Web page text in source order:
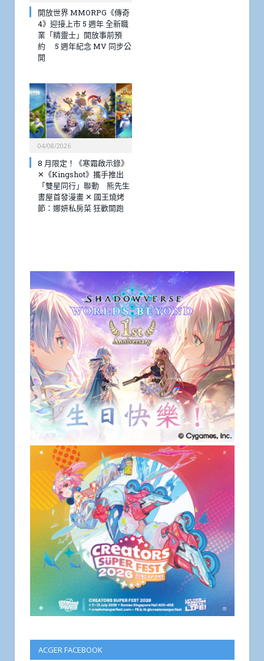
開放世界 MMORPG《傳奇
4》迎接上市 5 週年 全新職
業「精靈士」開放事前預
約 5 週年紀念 MV 同步公
開
04/08/2026
8 月限定！《寒霜啟示錄》
✕《Kingshot》攜手推出
「雙星同行」聯動 熊先生
書屋首發漫畫 ✕ 國王燒烤
節：娜妍私房菜 狂歡開跑
ACGER FACEBOOK